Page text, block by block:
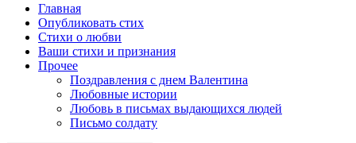
Главная
Опубликовать стих
Стихи о любви
Ваши стихи и признания
Прочее
Поздравления с днем Валентина
Любовные истории
Любовь в письмах выдающихся людей
Письмо солдату